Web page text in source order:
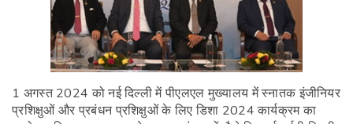
1 अगस्त 2024 को नई दिल्ली में पीएलएल मुख्यालय में स्नातक इंजीनियर
प्रशिक्षुओं और प्रबंधन प्रशिक्षुओं के लिए डिशा 2024 कार्यक्रम का